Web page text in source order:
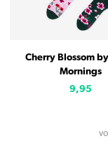
Cherry Blossom
Mornings
9,95